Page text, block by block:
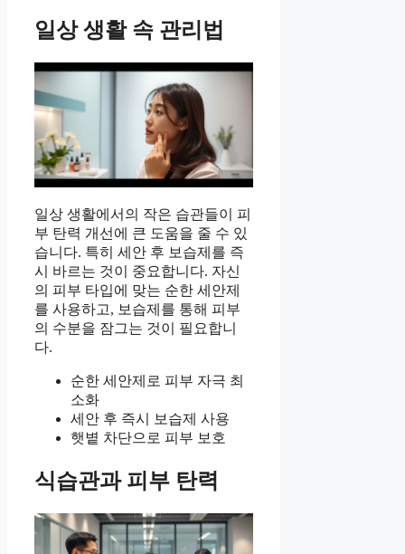
일상 생활 속 관리법
일상 생활에서의 작은 습관들이 피
부 탄력 개선에 큰 도움을 줄 수 있
습니다. 특히 세안 후 보습제를 즉
시 바르는 것이 중요합니다. 자신
의 피부 타입에 맞는 순한 세안제
를 사용하고, 보습제를 통해 피부
의 수분을 잠그는 것이 필요합니
다.
순한 세안제로 피부 자극 최
소화
세안 후 즉시 보습제 사용
햇볕 차단으로 피부 보호
식습관과 피부 탄력